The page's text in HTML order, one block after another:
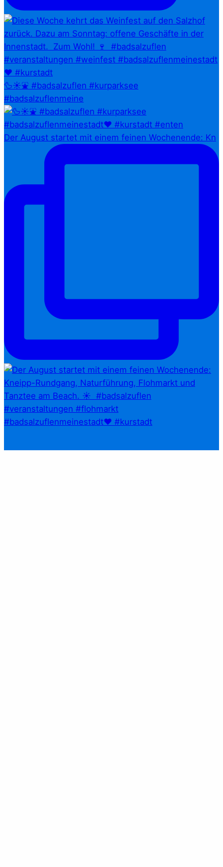
🦆☀️⛲ #badsalzuflen #kurparksee
#badsalzuflenmeine
Der August startet mit einem feinen Wochenende: Kn